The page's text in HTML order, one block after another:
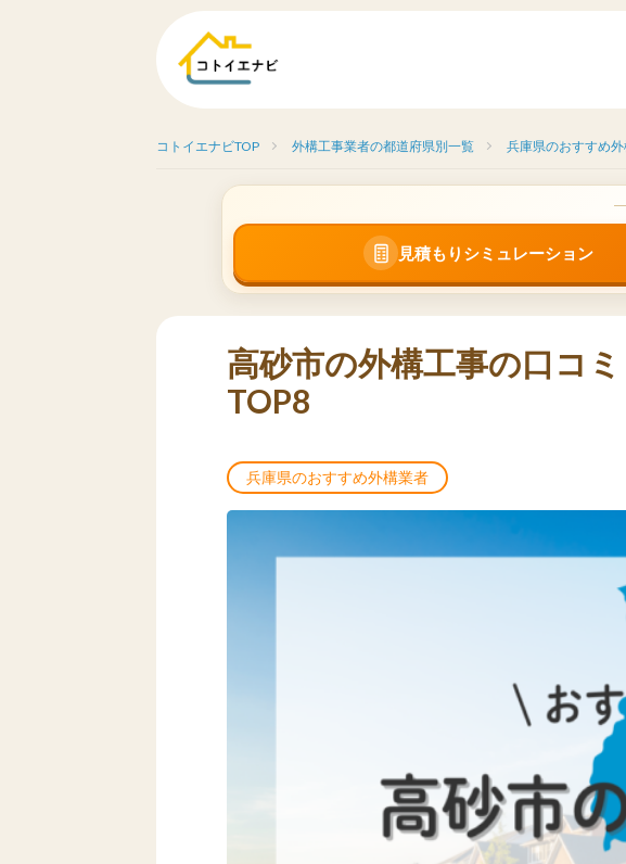
コトイエナビTOP 外構工事業者の都道府県別一覧 兵庫県のおすすめ外
見積もりシミュレーション
高砂市の外構工事の口コ
TOP8
兵庫県のおすすめ外構業者